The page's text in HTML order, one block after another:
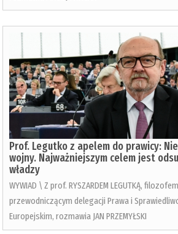
Prof. Legutko z apelem do prawicy:
wojny. Najważniejszym celem jest
władzy
WYWIAD \ Z prof. RYSZARDEM LEGUTKĄ,
przewodniczącym delegacji Prawa i
Europejskim, rozmawia JAN PRZEMYŁSKI